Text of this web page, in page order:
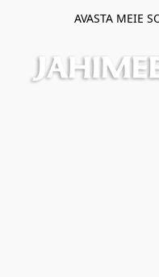
AVASTA MEIE